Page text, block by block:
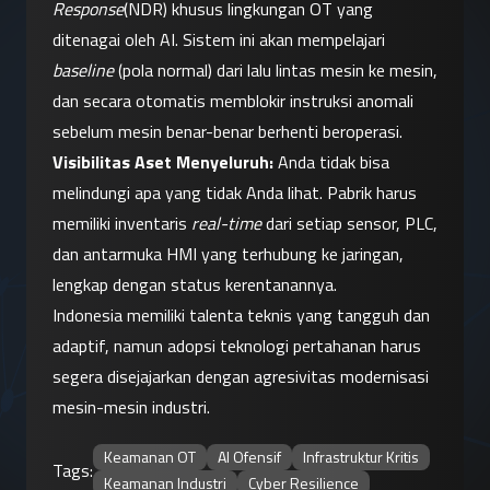
Response(NDR) khusus lingkungan OT yang
baseline (pola normal) dari lalu lintas mesin ke mesin,
dan secara otomatis memblokir instruksi anomali
sebelum mesin benar-benar berhenti beroperasi.
Visibilitas Aset Menyeluruh: Anda tidak bisa
melindungi apa yang tidak Anda lihat. Pabrik harus
memiliki inventaris real-time dari setiap sensor, PLC,
dan antarmuka HMI yang terhubung ke jaringan,
lengkap dengan status kerentanannya.
Indonesia memiliki talenta teknis yang tangguh dan
adaptif, namun adopsi teknologi pertahanan harus
segera disejajarkan dengan agresivitas modernisasi
mesin-mesin industri.
Tags:
Keamanan OT AI Ofensif
Infrastruktur Kritis
Keamanan Industri
Cyber Resilience